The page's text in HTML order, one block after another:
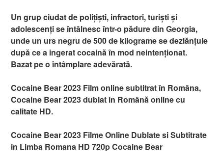
Un grup ciudat de polițiști, infractori, turiști și
adolescenți se întâlnesc într-o pădure din Georgia,
unde un urs negru de 500 de kilograme se dezlănțuie
după ce a ingerat cocaină în mod neintenționat.
Bazat pe o întâmplare adevărată.
Cocaine Bear 2023 Film online subtitrat în Româna,
Cocaine Bear 2023 dublat in Română online cu
calitate HD.
Cocaine Bear 2023 Filme Online Dublate si Subtitrate
in Limba Romana HD 720p Cocaine Bear